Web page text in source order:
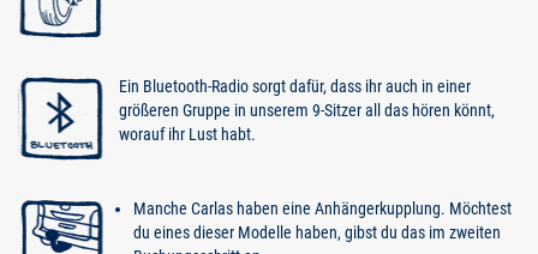
Ein Bluetooth-Radio sorgt dafür, dass ihr auch in einer
größeren Gruppe in unserem 9-Sitzer all das hören könnt,
worauf ihr Lust habt.
Manche Carlas haben eine Anhängerkupplung. Möchtest
du eines dieser Modelle haben, gibst du das im zweiten